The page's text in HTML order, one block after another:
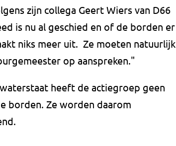
zijn collega Geert Wiers van D66
is nu al geschied en of de borden er
niks meer uit. Ze moeten natuurlijk
op aanspreken."
heeft de actiegroep geen
borden. Ze worden daarom